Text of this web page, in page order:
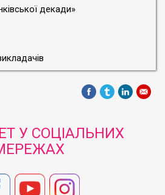
декади»
У СОЦІАЛЬНИХ